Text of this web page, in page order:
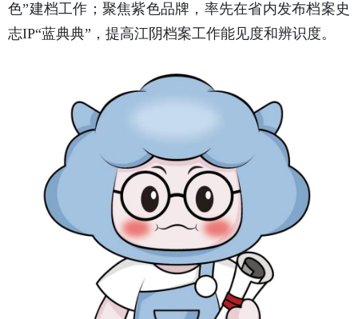
色”建档工作；聚焦紫色品牌，率先在省内发布档案史
志IP“蓝典典”，提高江阴档案工作能见度和辨识度。